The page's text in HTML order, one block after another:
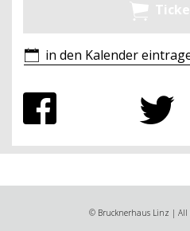
in den Kalender
© Brucknerhaus Linz | All